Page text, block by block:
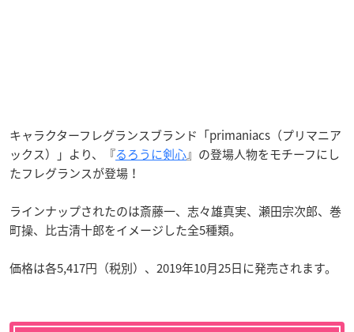
キャラクターフレグランスブランド「primaniacs（プリマニア
ックス）」より、『るろうに剣心』の登場人物をモチーフにし
たフレグランスが登場！
ラインナップされたのは斎藤一、志々雄真実、瀬田宗次郎、巻
町操、比古清十郎をイメージした全5種類。
価格は各5,417円（税別）、2019年10月25日に発売されます。